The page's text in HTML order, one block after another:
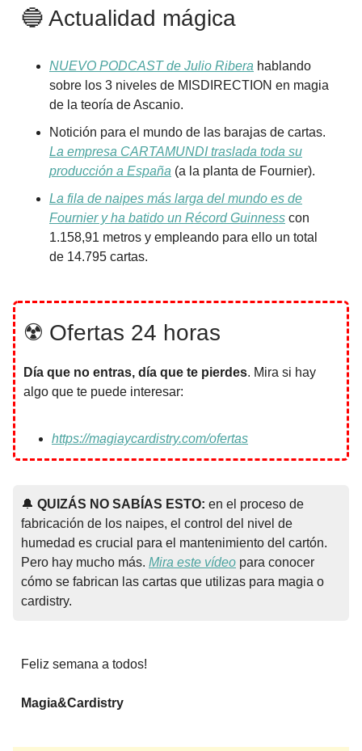
🔵 Actualidad mágica
NUEVO PODCAST de Julio Ribera hablando
sobre los 3 niveles de MISDIRECTION en magia
de la teoría de Ascanio.
Notición para el mundo de las barajas de cartas.
La empresa CARTAMUNDI traslada toda su
producción a España (a la planta de Fournier).
La fila de naipes más larga del mundo es de
Fournier y ha batido un Récord Guinness con
1.158,91 metros y empleando para ello un total
de 14.795 cartas.
☢️ Ofertas 24 horas
Día que no entras, día que te pierdes. Mira si hay
algo que te puede interesar:
https://magiaycardistry.com/ofertas
🔔 QUIZÁS NO SABÍAS ESTO: en el proceso de
fabricación de los naipes, el control del nivel de
humedad es crucial para el mantenimiento del cartón.
Pero hay mucho más. Mira este vídeo para conocer
cómo se fabrican las cartas que utilizas para magia o
cardistry.
Feliz semana a todos!
Magia&Cardistry